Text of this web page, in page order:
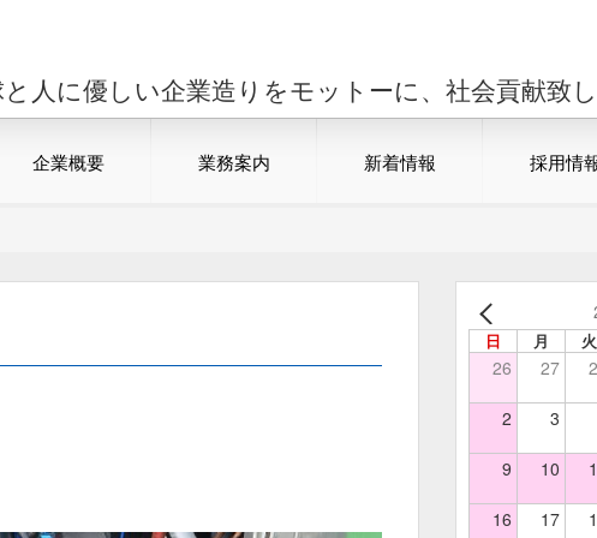
人に優しい企業造りをモットーに、社会貢献致し
企業概要 業務案内 新着情報 採用情
日 月 火
26 27
2 3
9 10
16 17